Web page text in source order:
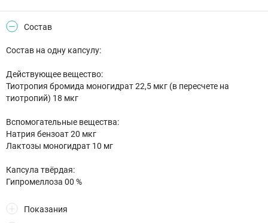
Состав
Состав на одну капсулу:
Действующее вещество:
Тиотропия бромида моногидрат 22,5 мкг (в пересчете на
тиотропий) 18 мкг
Вспомогательные вещества:
Натрия бензоат 20 мкг
Лактозы моногидрат 10 мг
Капсула твёрдая:
Гипромеллоза 00 %
Показания